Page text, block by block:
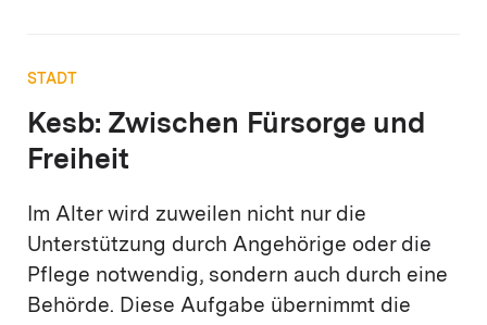
STADT
Kesb: Zwischen Fürsorge und
Freiheit
Im Alter wird zuweilen nicht nur die
Unterstützung durch Angehörige oder die
Pflege notwendig, sondern auch durch eine
Behörde. Diese Aufgabe übernimmt die